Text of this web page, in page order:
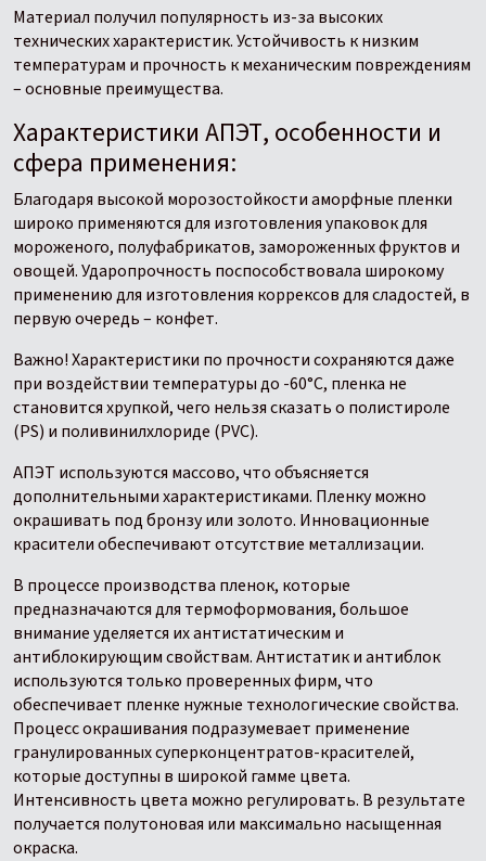
Материал получил популярность из-за высоких
технических характеристик. Устойчивость к низким
температурам и прочность к механическим повреждениям
– основные преимущества.
Характеристики АПЭТ, особенности и
сфера применения:
Благодаря высокой морозостойкости аморфные пленки
широко применяются для изготовления упаковок для
мороженого, полуфабрикатов, замороженных фруктов и
овощей. Ударопрочность поспособствовала широкому
применению для изготовления коррексов для сладостей, в
первую очередь – конфет.
Важно! Характеристики по прочности сохраняются даже
при воздействии температуры до -60°С, пленка не
становится хрупкой, чего нельзя сказать о полистироле
(PS) и поливинилхлориде (PVC).
АПЭТ используются массово, что объясняется
дополнительными характеристиками. Пленку можно
окрашивать под бронзу или золото. Инновационные
красители обеспечивают отсутствие металлизации.
В процессе производства пленок, которые
предназначаются для термоформования, большое
внимание уделяется их антистатическим и
антиблокирующим свойствам. Антистатик и антиблок
используются только проверенных фирм, что
обеспечивает пленке нужные технологические свойства.
Процесс окрашивания подразумевает применение
гранулированных суперконцентратов-красителей,
которые доступны в широкой гамме цвета.
Интенсивность цвета можно регулировать. В результате
получается полутоновая или максимально насыщенная
окраска.